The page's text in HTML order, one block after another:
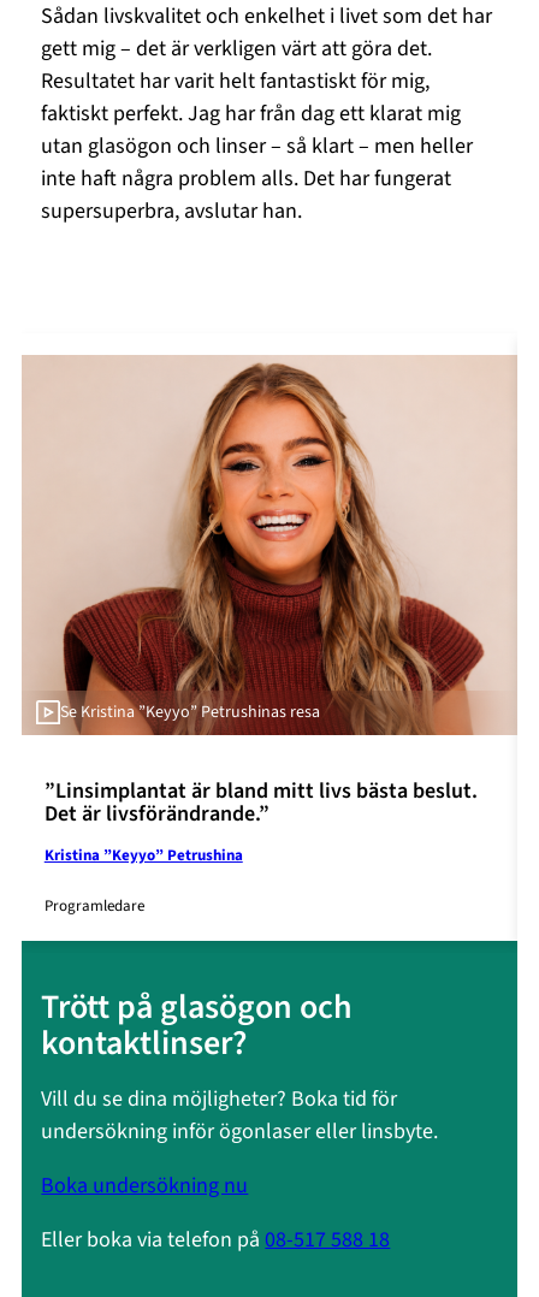
Sådan livskvalitet och enkelhet i livet som det har
gett mig – det är verkligen värt att göra det.
Resultatet har varit helt fantastiskt för mig,
faktiskt perfekt. Jag har från dag ett klarat mig
utan glasögon och linser – så klart – men heller
inte haft några problem alls. Det har fungerat
supersuperbra, avslutar han.
Se Kristina ”Keyyo” Petrushinas resa
”Linsimplantat är bland mitt livs bästa beslut.
Det är livsförändrande.”
Kristina ”Keyyo” Petrushina
Programledare
Trött på glasögon och
kontaktlinser?
Vill du se dina möjligheter? Boka tid för
undersökning inför ögonlaser eller linsbyte.
Boka undersökning nu
Eller boka via telefon på08-517 588 18